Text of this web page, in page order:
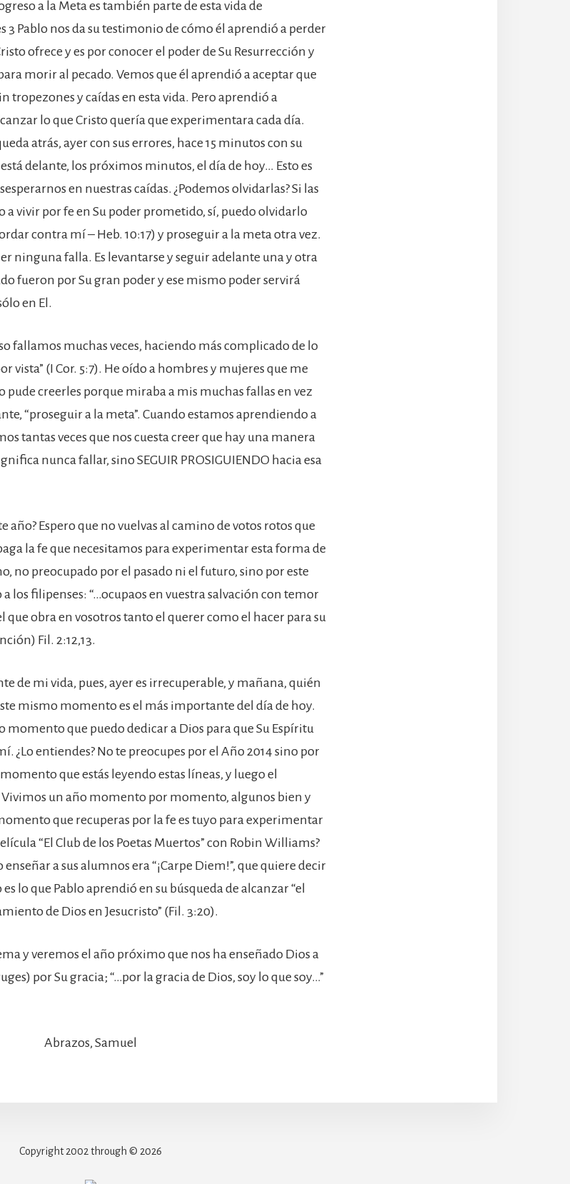
a la Meta es también parte de esta vida de
3 Pablo nos da su testimonio de cómo él aprendió a perder
ofrece y es por conocer el poder de Su Resurrección y
morir al pecado. Vemos que él aprendió a aceptar que
tropezones y caídas en esta vida. Pero aprendió a
lo que Cristo quería que experimentara cada día.
atrás, ayer con sus errores, hace 15 minutos con su
delante, los próximos minutos, el día de hoy… Esto es
en nuestras caídas. ¿Podemos olvidarlas? Si las
a vivir por fe en Su poder prometido, sí, puedo olvidarlo
contra mí – Heb. 10:17) y proseguir a la meta otra vez.
ninguna falla. Es levantarse y seguir adelante una y otra
fueron por Su gran poder y ese mismo poder servirá
en El.
fallamos muchas veces, haciendo más complicado de lo
vista” (I Cor. 5:7). He oído a hombres y mujeres que me
pude creerles porque miraba a mis muchas fallas en vez
“proseguir a la meta”. Cuando estamos aprendiendo a
tantas veces que nos cuesta creer que hay una manera
nunca fallar, sino SEGUIR PROSIGUIENDO hacia esa
año? Espero que no vuelvas al camino de votos rotos que
la fe que necesitamos para experimentar esta forma de
no preocupado por el pasado ni el futuro, sino por este
los filipenses: “…ocupaos en vuestra salvación con temor
que obra en vosotros tanto el querer como el hacer para su
Fil. 2:12,13.
de mi vida, pues, ayer es irrecuperable, y mañana, quién
mismo momento es el más importante del día de hoy.
momento que puedo dedicar a Dios para que Su Espíritu
¿Lo entiendes? No te preocupes por el Año 2014 sino por
que estás leyendo estas líneas, y luego el
un año momento por momento, algunos bien y
que recuperas por la fe es tuyo para experimentar
“El Club de los Poetas Muertos” con Robin Williams?
a sus alumnos era “¡Carpe Diem!”, que quiere decir
lo que Pablo aprendió en su búsqueda de alcanzar “el
de Dios en Jesucristo” (Fil. 3:20).
y veremos el año próximo que nos ha enseñado Dios a
por Su gracia; “…por la gracia de Dios, soy lo que soy…”
Abrazos, Samuel
Copyright 2002 through © 2026